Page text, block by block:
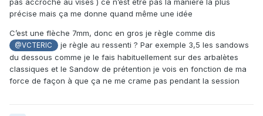
Les deux autres ne bénéficient pas de l'effet palan (tu les
charges dans un second temps) et donc doivent rester
chargeables (coeff 3 à 3.5 selon le modèle).
PS: Attention tout de même à rester cohérent avec le
diamètre et le poids de ta flèche.
précise mais ça me donne quand même une idée
C’est une flèche 7mm, donc en gros je règle comme dis
@VCTERIC
je règle au ressenti ? Par exemple 3,5 les sandows
du dessous comme je le fais habituellement sur des arbalètes
classiques et le Sandow de prétention je vois en fonction de ma
force de façon à que ça ne me crame pas pendant la session